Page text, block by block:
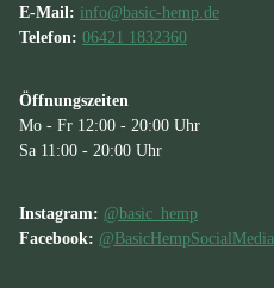
E-Mail: info@basic-hemp.de
Telefon: 06421 1832360
Öffnungszeiten
Mo - Fr 12:00 - 20:00 Uhr
Sa 11:00 - 20:00 Uhr
Instagram: @basic_hemp
Facebook: @BasicHempSocialMedia